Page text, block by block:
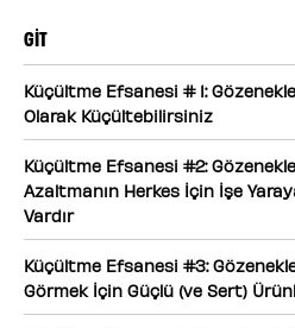
GİT
Küçültme Efsanesi # 1:
Olarak Küçültebilirsiniz
Küçültme Efsanesi #2:
Azaltmanın Herkes İçin İşe
Vardır
Küçültme Efsanesi #3:
Görmek İçin Güçlü (ve Sert)